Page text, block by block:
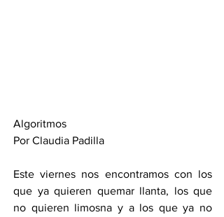
Algoritmos
Por Claudia Padilla
Este viernes nos encontramos con los
que ya quieren quemar llanta, los que
no quieren limosna y a los que ya no